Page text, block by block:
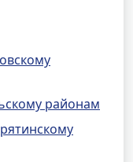
районам